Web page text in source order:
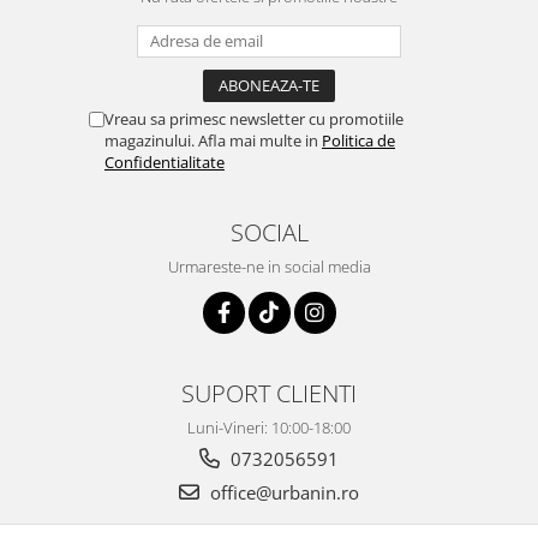
Vreau sa primesc newsletter cu promotiile
magazinului. Afla mai multe in Politica de
Confidentialitate
SOCIAL
Urmareste-ne in social media
SUPORT CLIENTI
Luni-Vineri: 10:00-18:00
0732056591
office@urbanin.ro